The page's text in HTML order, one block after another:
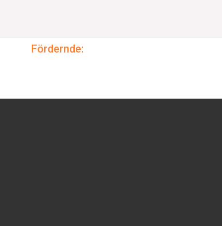
Fördernde: